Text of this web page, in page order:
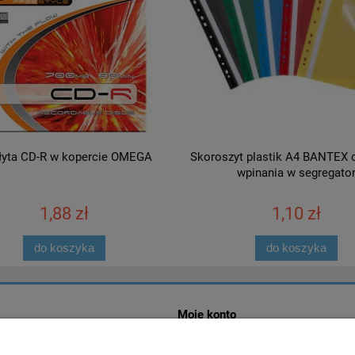
CD-R w kopercie OMEGA
1,88 zł
do koszyka
Skoroszyt plastik A4 BANTEX
wpinania w segregator
1,10 zł
do koszyka
Moje konto